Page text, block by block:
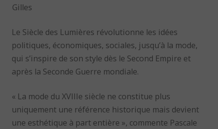
Gilles
Le Siècle des Lumières révolutionne les idées
politiques, économiques, sociales, jusqu’à la mode,
qui s’inspire de son style dès le Second Empire et
après la Seconde Guerre mondiale.
« La mode du XVIIIe siècle ne constitue plus
uniquement une référence historique mais devient
une esthétique à part entière », commente Pascale